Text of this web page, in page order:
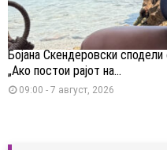
Бојана Скендеровски
„Ако постои рајот на...
09:00 - 7 август, 2026